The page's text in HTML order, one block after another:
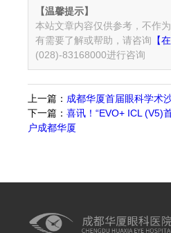
【温馨提示】
本站文章内容仅供参考，不作
有需要了解或帮助，请咨询 【
(028)-83168000进行咨询
上一篇： 成都华厦首届眼科学术
下一篇： 喜讯！“EVO+ ICL (V5)
户成都华厦